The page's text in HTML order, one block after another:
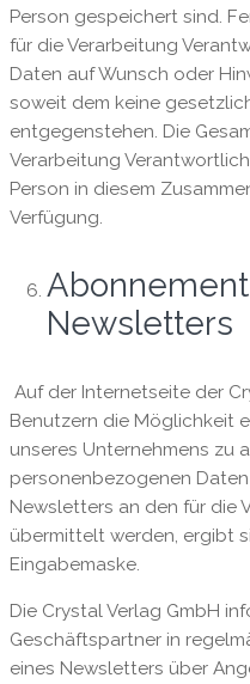
Person gespeichert sind.
für die Verarbeitung
Daten auf Wunsch oder
soweit dem keine
entgegenstehen. Die
Verarbeitung
Person in diesem
Verfügung.
Newsletters
Auf der Internetseite der
Benutzern die Möglichkeit
unseres Unternehmens zu
personenbezogenen
Newsletters an den für die
übermittelt werden, ergibt
Eingabemaske.
Die Crystal Verlag GmbH
Geschäftspartner in
eines Newsletters über